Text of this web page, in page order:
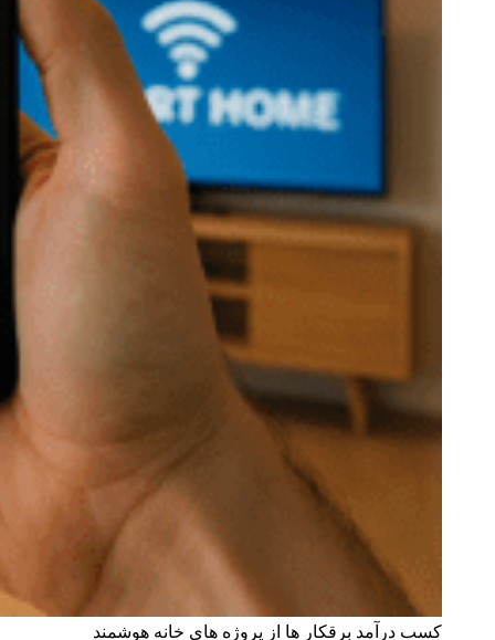
کسب درآمد برقکار ها از پروژه های خانه هوشمند